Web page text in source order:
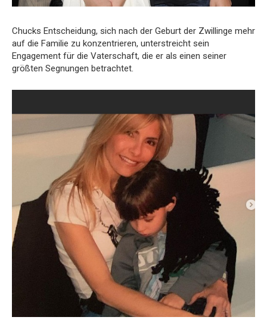
Chucks Entscheidung, sich nach der Geburt der Zwillinge mehr
auf die Familie zu konzentrieren, unterstreicht sein
Engagement für die Vaterschaft, die er als einen seiner
größten Segnungen betrachtet.